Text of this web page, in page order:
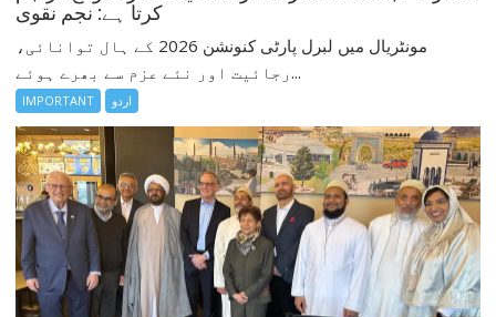
کرتا ہے: نجم نقوی
مونٹریال میں لبرل پارٹی کنونشن 2026 کے ہال توانائی،
رجائیت اور نئے عزم سے بھرے ہوئے...
IMPORTANT اردو